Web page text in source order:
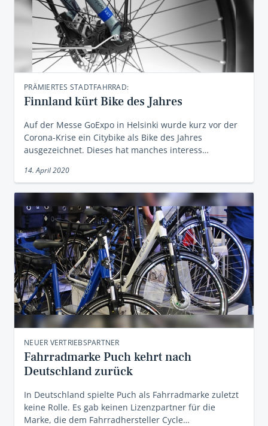
PRÄMIERTES STADTFAHRRAD:
Finnland kürt Bike des Jahres
Auf der Messe GoExpo in Helsinki wurde kurz vor der
Corona-Krise ein Citybike als Bike des Jahres
ausgezeichnet. Dieses hat manches interess…
14. April 2020
NEUER VERTRIEBSPARTNER
Fahrradmarke Puch kehrt nach
Deutschland zurück
In Deutschland spielte Puch als Fahrradmarke zuletzt
keine Rolle. Es gab keinen Lizenzpartner für die
Marke, die dem Fahrradhersteller Cycle…